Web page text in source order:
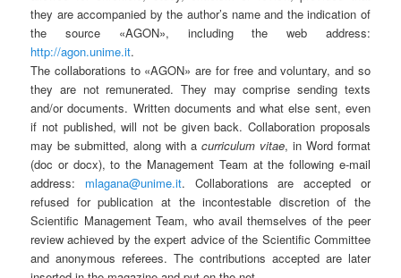
they are accompanied by the author’s name and the indication of
the source
«AGON», including the web address:
http://agon.unime.it.
The collaborations to «AGON» are for free and voluntary, and so
they are not remunerated. They may comprise sending texts
and/or documents. Written documents and what else sent, even
if not published, will not be given back. Collaboration proposals
may be submitted, along with a curriculum vitae, in Word format
(doc or docx), to the Management Team at the following e-mail
address: mlagana@unime.it. Collaborations are accepted or
refused for publication at the incontestable discretion of the
Scientific Management Team, who avail themselves of the peer
review achieved by the expert advice of the Scientific Committee
and anonymous referees. The contributions accepted are later